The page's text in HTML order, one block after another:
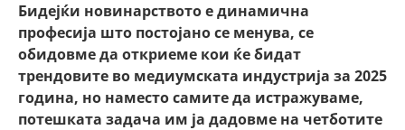
Бидејќи новинарството е динамична
професија што постојано се менува, се
обидовме да откриеме кои ќе бидат
трендовите во медиумската индустрија за 2025
година, но наместо самите да истражуваме,
потешката задача им ја дадовме на четботите